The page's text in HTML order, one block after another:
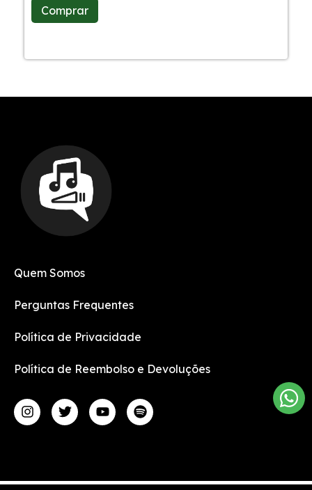
Comprar
Quem Somos
Perguntas Frequentes
Política de Privacidade
Política de Reembolso e Devoluções